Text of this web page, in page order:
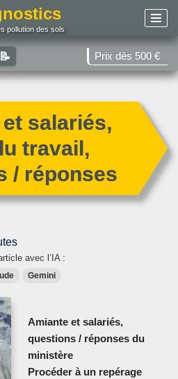
pollution des sols
📝 Prix dès 500 €
salariés,
travail,
/ réponses
avec l’IA :
Gemini
Amiante et salariés,
questions / réponses du
ministère
Procéder à un repérage